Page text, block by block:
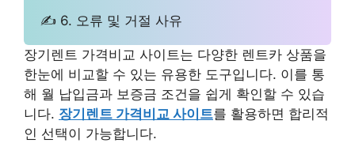
✍ 6. 오류 및 거절 사유
장기렌트 가격비교 사이트는 다양한 렌트카 상품을
한눈에 비교할 수 있는 유용한 도구입니다. 이를 통
해 월 납입금과 보증금 조건을 쉽게 확인할 수 있습
니다. 장기렌트 가격비교 사이트를 활용하면 합리적
인 선택이 가능합니다.